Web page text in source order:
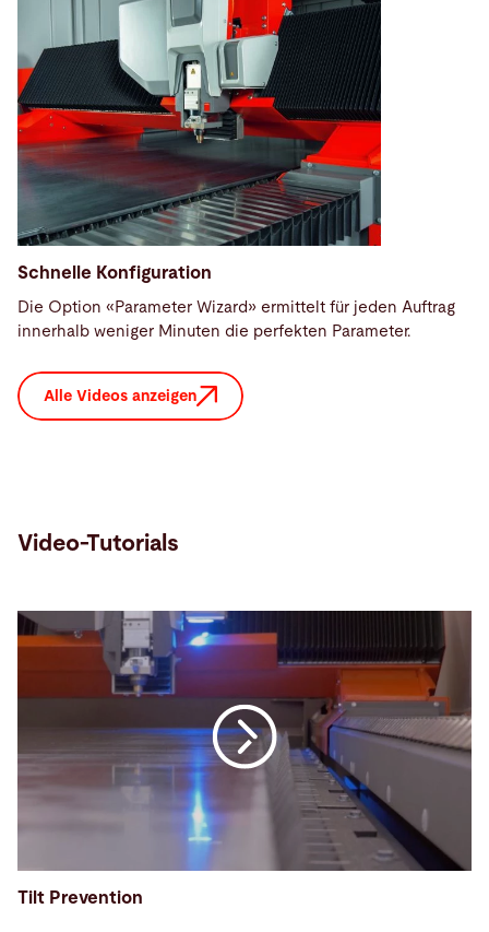
Schnelle Konfiguration
Die Option «Parameter Wizard» ermittelt für jeden Auftrag
innerhalb weniger Minuten die perfekten Parameter.
Alle Videos anzeigen
Video-Tutorials
Tilt Prevention